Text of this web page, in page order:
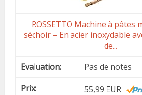
ROSSETTO Machine à pâtes
séchoir – En acier inoxydable
de...
Pas de notes
55,99 EUR